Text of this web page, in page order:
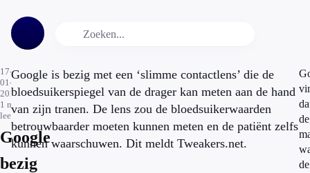
17-
01-
2014
1 min.
leestijd
Google
bezig
Google is bezig met een ‘slimme contactlens’ die de
bloedsuikerspiegel van de drager kan meten aan de hand
van zijn tranen. De lens zou de bloedsuikerwaarden
betrouwbaarder moeten kunnen meten en de patiënt zelfs
kunnen waarschuwen. Dit meldt Tweakers.net.
de
de